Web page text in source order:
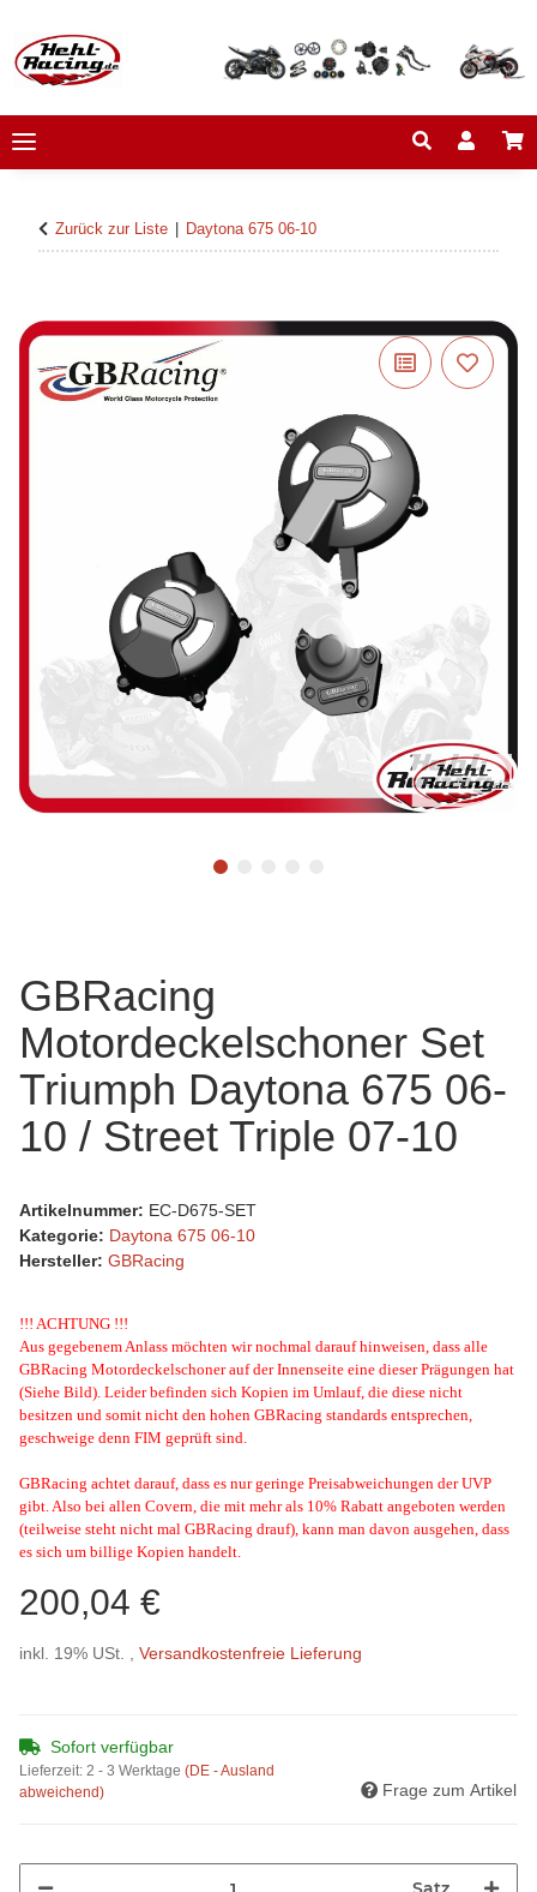
Zurück zur Liste Daytona 675 06-10
GBRacing
Motordeckelschoner Set
Triumph Daytona 675 06-
10 / Street Triple 07-10
Artikelnummer: EC-D675-SET
Kategorie: Daytona 675 06-10
Hersteller: GBRacing
!!! ACHTUNG !!!
Aus gegebenem Anlass möchten wir nochmal darauf hinweisen, dass alle
GBRacing Motordeckelschoner auf der Innenseite eine dieser Prägungen hat
(Siehe Bild). Leider befinden sich Kopien im Umlauf, die diese nicht
besitzen und somit nicht den hohen GBRacing standards entsprechen,
geschweige denn FIM geprüft sind.
GBRacing achtet darauf, dass es nur geringe Preisabweichungen der UVP
gibt. Also bei allen Covern, die mit mehr als 10% Rabatt angeboten werden
(teilweise steht nicht mal GBRacing drauf), kann man davon ausgehen, dass
es sich um billige Kopien handelt.
200,04 €
inkl. 19% USt. , Versandkostenfreie Lieferung
Sofort verfügbar
Lieferzeit: 2 - 3 Werktage (DE - Ausland
abweichend)
Frage zum Artikel